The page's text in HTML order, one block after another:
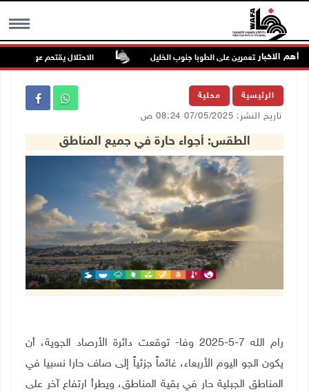
MENU أهم الاخبار
للمستعمرين على الطوبا جنوب الخليل الاحتلال يقتحم عورتا جنوب
الرئيسية محلية
تاريخ النشر: 07/05/2025 08:24 ص
الطقس: أجواء حارة في جميع المناطق
رام الله 7-5-2025 وفا- توقعت دائرة الأرصاد الجوية، أن
يكون الجو اليوم الأربعاء، غائماً جزئياً إلى صاف حارا نسبيا في
المناطق الجبلية حار في بقية المناطق، ويطرأ ارتفاع آخر على